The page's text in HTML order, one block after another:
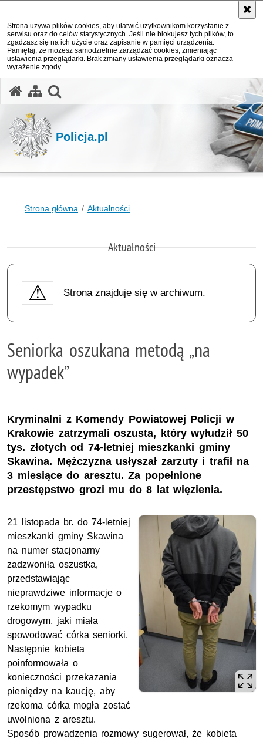
Strona używa plików cookies, aby ułatwić użytkownikom korzystanie z
serwisu oraz do celów statystycznych. Jeśli nie blokujesz tych plików, to
zgadzasz się na ich użycie oraz zapisanie w pamięci urządzenia.
Pamiętaj, że możesz samodzielnie zarządzać cookies, zmieniając
ustawienia przeglądarki. Brak zmiany ustawienia przeglądarki oznacza
wyrażenie zgody.
Policja.pl
Strona główna Aktualności
Aktualności
Strona znajduje się w archiwum.
Seniorka oszukana metodą „na
wypadek”
Kryminalni z Komendy Powiatowej Policji w
Krakowie zatrzymali oszusta, który wyłudził 50
tys. złotych od 74-letniej mieszkanki gminy
Skawina. Mężczyzna usłyszał zarzuty i trafił na
3 miesiące do aresztu. Za popełnione
przestępstwo grozi mu do 8 lat więzienia.
21 listopada br. do 74-letniej
mieszkanki gminy Skawina
na numer stacjonarny
zadzwoniła oszustka,
przedstawiając
nieprawdziwe informacje o
rzekomym wypadku
drogowym, jaki miała
spowodować córka seniorki.
Następnie kobieta
poinformowała o
konieczności przekazania
pieniędzy na kaucję, aby
rzekoma córka mogła zostać
uwolniona z aresztu.
Sposób prowadzenia rozmowy sugerował, że kobieta